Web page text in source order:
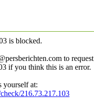
is blocked.
to request
if you think this is an error.
yourself at:
216.73.217.103